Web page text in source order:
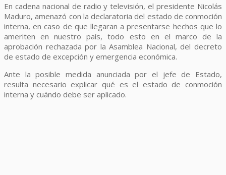
En cadena nacional de radio y televisión, el presidente Nicolás
Maduro, amenazó con la declaratoria del estado de conmoción
interna, en caso de que llegaran a presentarse hechos que lo
ameriten en nuestro país, todo esto en el marco de la
aprobación rechazada por la Asamblea Nacional, del decreto
de estado de excepción y emergencia económica.
Ante la posible medida anunciada por el jefe de Estado,
resulta necesario explicar qué es el estado de conmoción
interna y cuándo debe ser aplicado.